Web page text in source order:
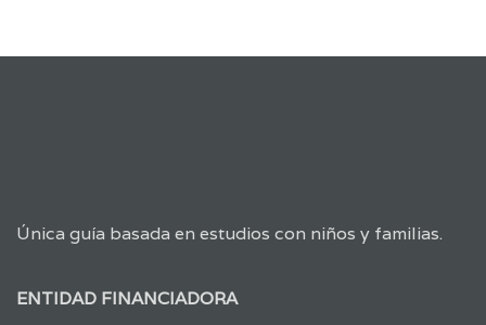
Única guía basada en estudios con niños y familias.
ENTIDAD FINANCIADORA